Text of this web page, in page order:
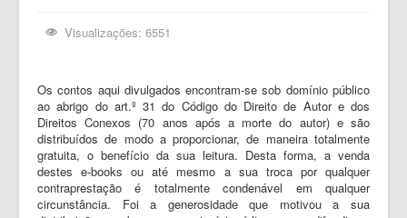
Visualizações: 6551
Os contos aqui divulgados encontram-se sob domínio público
ao abrigo do art.º 31 do Código do Direito de Autor e dos
Direitos Conexos (70 anos após a morte do autor) e são
distribuídos de modo a proporcionar, de maneira totalmente
gratuita, o benefício da sua leitura. Desta forma, a venda
destes e-books ou até mesmo a sua troca por qualquer
contraprestação é totalmente condenável em qualquer
circunstância. Foi a generosidade que motivou a sua